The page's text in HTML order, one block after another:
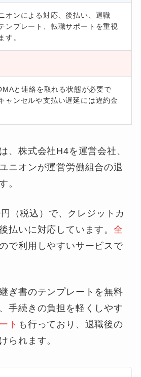
オンによる対応、後払い、退職
ンプレート、転職サポートを重視
す。
と連絡を取れる状態が必要で
ャンセルや支払い遅延には違約金
は、株式会社H4を運営会社、
ニオンが運営労働組合の退
。
（税込）で、クレジットカ
払いに対応しています。全
で利用しやすいサービスで
ぎ書のテンプレートを無料
手続きの負担を軽くしやす
ト も行っており、退職後の
られます。